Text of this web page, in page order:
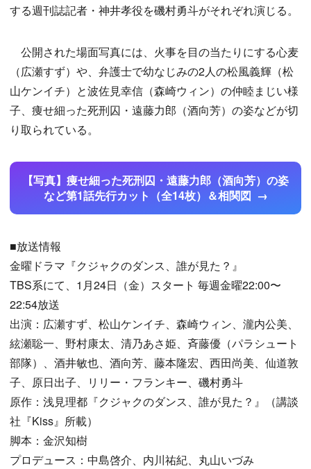
する週刊誌記者・神井孝役を磯村勇斗がそれぞれ演じる。
公開された場面写真には、火事を目の当たりにする心麦
（広瀬すず）や、弁護士で幼なじみの2人の松風義輝（松
山ケンイチ）と波佐見幸信（森崎ウィン）の仲睦まじい様
子、痩せ細った死刑囚・遠藤力郎（酒向芳）の姿などが切
り取られている。
【写真】痩せ細った死刑囚・遠藤力郎（酒向芳）の姿
など第1話先行カット（全14枚）＆相関図
■放送情報
金曜ドラマ『クジャクのダンス、誰が見た？』
TBS系にて、1月24日（金）スタート 毎週金曜22:00〜
22:54放送
出演：広瀬すず、松山ケンイチ、森崎ウィン、瀧内公美、
絃瀬聡一、野村康太、清乃あさ姫、斉藤優（パラシュート
部隊）、酒井敏也、酒向芳、藤本隆宏、西田尚美、仙道敦
子、原日出子、リリー・フランキー、磯村勇斗
原作：浅見理都『クジャクのダンス、誰が見た？』（講談
社『Kiss』所載）
脚本：金沢知樹
プロデュース：中島啓介、内川祐紀、丸山いづみ